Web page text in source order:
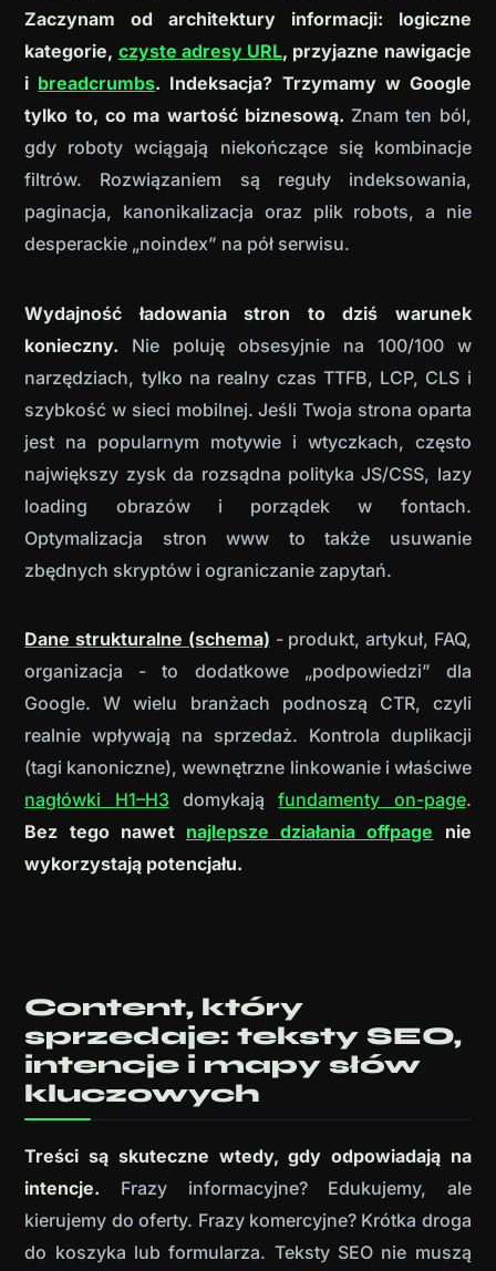
Zaczynam od architektury informacji: logiczne
kategorie, czyste adresy URL, przyjazne nawigacje
i breadcrumbs. Indeksacja? Trzymamy w Google
tylko to, co ma wartość biznesową. Znam ten ból,
gdy roboty wciągają niekończące się kombinacje
filtrów. Rozwiązaniem są reguły indeksowania,
paginacja, kanonikalizacja oraz plik robots, a nie
desperackie „noindex” na pół serwisu.
Wydajność ładowania stron to dziś warunek
konieczny. Nie poluję obsesyjnie na 100/100 w
narzędziach, tylko na realny czas TTFB, LCP, CLS i
szybkość w sieci mobilnej. Jeśli Twoja strona oparta
jest na popularnym motywie i wtyczkach, często
największy zysk da rozsądna polityka JS/CSS, lazy
loading obrazów i porządek w fontach.
Optymalizacja stron www to także usuwanie
zbędnych skryptów i ograniczanie zapytań.
Dane strukturalne (schema) - produkt, artykuł, FAQ,
organizacja - to dodatkowe „podpowiedzi” dla
Google. W wielu branżach podnoszą CTR, czyli
realnie wpływają na sprzedaż. Kontrola duplikacji
(tagi kanoniczne), wewnętrzne linkowanie i właściwe
nagłówki H1–H3domykająfundamenty on-page.
Bez tego nawet najlepsze działania offpage nie
wykorzystają potencjału.
Content, który
sprzedaje: teksty SEO,
intencje i mapy słów
kluczowych
Treści są skuteczne wtedy, gdy odpowiadają na
intencje. Frazy informacyjne? Edukujemy, ale
kierujemy do oferty. Frazy komercyjne? Krótka droga
do koszyka lub formularza. Teksty SEO nie muszą